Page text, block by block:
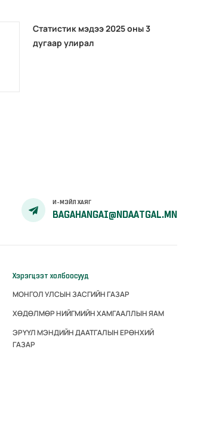
Статистик мэдээ 2025 оны 3
дугаар улирал
И-МЭЙЛ ХАЯГ
BAGAHANGAI@NDAATGAL.MN
Хэрэгцээт холбоосууд
МОНГОЛ УЛСЫН ЗАСГИЙН ГАЗАР
ХӨДӨЛМӨР НИЙГМИЙН ХАМГААЛЛЫН ЯАМ
ЭРҮҮЛ МЭНДИЙН ДААТГАЛЫН ЕРӨНХИЙ
ГАЗАР